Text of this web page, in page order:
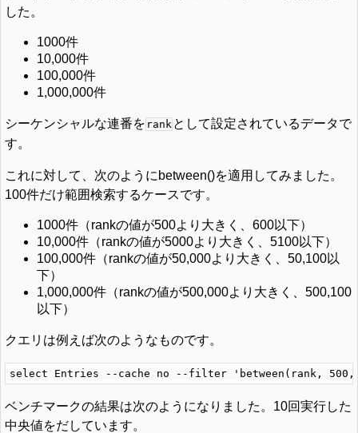
した。
1000件
10,000件
100,000件
1,000,000件
シーケンシャルな連番を rank として設定されているデータで
す。
これに対して、次のようにbetween()を適用してみました。
100件だけ範囲検索するケースです。
1000件（rankの値が500より大きく、600以下）
10,000件（rankの値が5000より大きく、5100以下）
100,000件（rankの値が50,000より大きく、50,100以
下）
1,000,000件（rankの値が500,000より大きく、500,100
以下）
クエリは例えば次のようなものです。
ベンチマークの結果は次のようになりました。10回実行した
中央値をだしています。